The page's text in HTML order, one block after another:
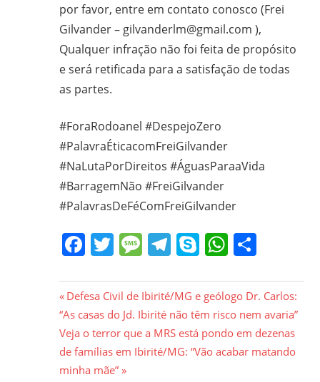
por favor, entre em contato conosco (Frei
Gilvander – gilvanderlm@gmail.com ),
Qualquer infração não foi feita de propósito
e será retificada para a satisfação de todas
as partes.
#ForaRodoanel #DespejoZero
#PalavraÉticacomFreiGilvander
#NaLutaPorDireitos #ÁguasParaaVida
#BarragemNão #FreiGilvander
#PalavrasDeFéComFreiGilvander
Facebook
Twitter
Message
Telegram
SkypeShare
Navegação
de
Post
Previous
Post:
Defesa Civil de Ibirité/MG e geólogo Dr. Carlos:
“As casas do Jd. Ibirité não têm risco nem avaria”
Next
Post:
Veja o terror que a MRS está pondo em dezenas
de famílias em Ibirité/MG: “Vão acabar matando
minha mãe”